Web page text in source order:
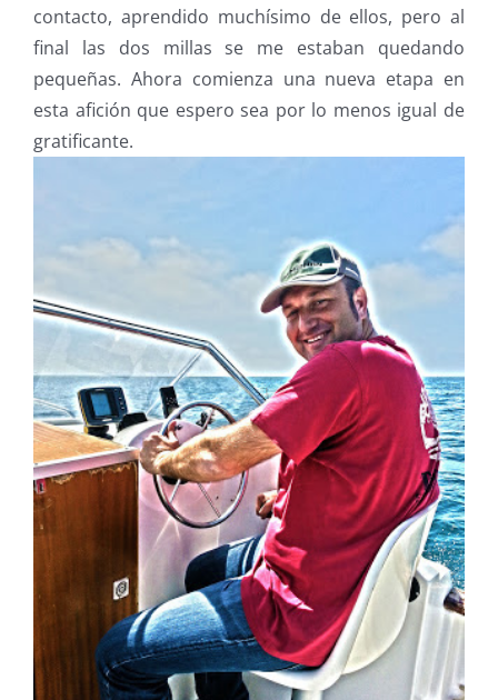
contacto, aprendido muchísimo de ellos, pero al
final las dos millas se me estaban quedando
pequeñas. Ahora comienza una nueva etapa en
esta afición que espero sea por lo menos igual de
gratificante.